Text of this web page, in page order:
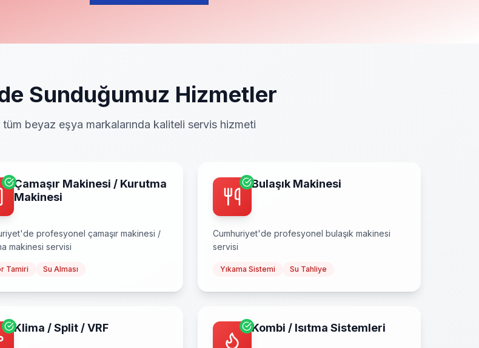
Sunduğumuz Hizmetler
beyaz eşya markalarında kaliteli servis hizmeti
Çamaşır Makinesi / Kurutma
Makinesi
'de profesyonel çamaşır makinesi /
makinesi servisi
Tamiri Su Alması
Bulaşık Makinesi
Cumhuriyet'de profesyonel bulaşık makinesi
servisi
Yıkama Sistemi Su Tahliye
Klima / Split / VRF Kombi / Isıtma Sistemleri